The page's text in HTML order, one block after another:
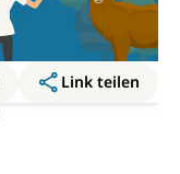
Link teilen